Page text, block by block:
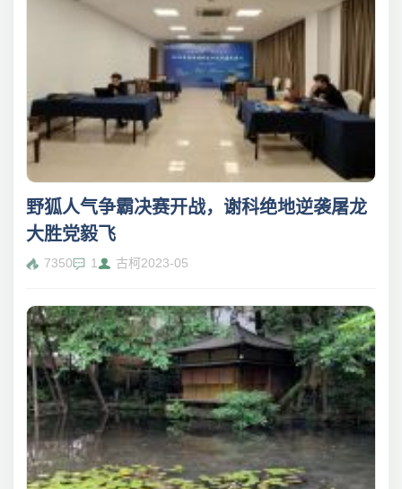
野狐人气争霸决赛开战，谢科绝地逆袭屠龙
大胜党毅飞
7350 1 古柯2023-05